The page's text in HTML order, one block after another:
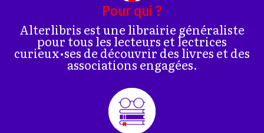
Pour qui ?
Alterlibris est une librairie généraliste
pour tous les lecteurs et lectrices
curieux•ses de découvrir des livres et des
associations engagées.